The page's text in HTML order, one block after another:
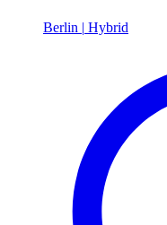
Berlin | Hybrid